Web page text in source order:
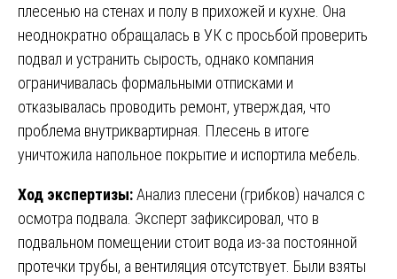
плесенью на стенах и полу в прихожей и кухне. Она
неоднократно обращалась в УК с просьбой проверить
подвал и устранить сырость, однако компания
ограничивалась формальными отписками и
отказывалась проводить ремонт, утверждая, что
проблема внутриквартирная. Плесень в итоге
уничтожила напольное покрытие и испортила мебель.
Ход экспертизы:Анализ плесени (грибков) начался с
осмотра подвала. Эксперт зафиксировал, что в
подвальном помещении стоит вода из-за постоянной
протечки трубы, а вентиляция отсутствует. Были взяты